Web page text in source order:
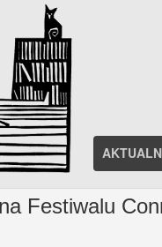
Festiwalu